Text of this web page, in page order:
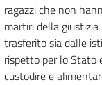
ragazzi che non
martiri della
trasferito sia dalle
rispetto per lo Stato
custodire e